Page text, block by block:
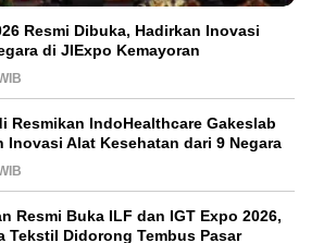
Resmi Dibuka, Hadirkan Inovasi
di JIExpo Kemayoran
Resmikan IndoHealthcare Gakeslab
Inovasi Alat Kesehatan dari 9 Negara
Resmi Buka ILF dan IGT Expo 2026,
Didorong Tembus Pasar